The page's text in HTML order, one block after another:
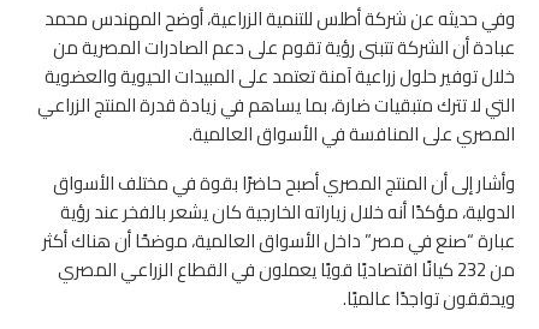
وفي حديثه عن شركة أطلس للتنمية الزراعية، أوضح المهندس محمد
عبادة أن الشركة تتبنى رؤية تقوم على دعم الصادرات المصرية من
خلال توفير حلول زراعية آمنة تعتمد على المبيدات الحيوية والعضوية
التي لا تترك متبقيات ضارة، بما يساهم في زيادة قدرة المنتج الزراعي
المصري على المنافسة في الأسواق العالمية.
وأشار إلى أن المنتج المصري أصبح حاضرًا بقوة في مختلف الأسواق
الدولية، مؤكدًا أنه خلال زياراته الخارجية كان يشعر بالفخر عند رؤية
عبارة “صنع في مصر” داخل الأسواق العالمية، موضحًا أن هناك أكثر
من 232 كيانًا اقتصاديًا قويًا يعملون في القطاع الزراعي المصري
ويحققون تواجدًا عالميًا.